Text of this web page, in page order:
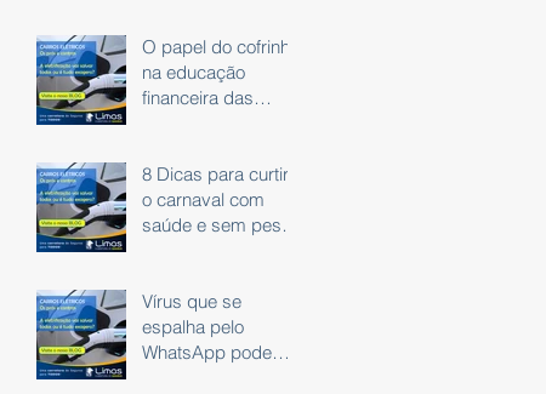
O papel do cofrinho
na educação
financeira das
8 Dicas para curtir
o carnaval com
saúde e sem peso
Vírus que se
espalha pelo
WhatsApp pode